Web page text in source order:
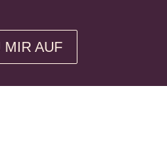
MIR AUF